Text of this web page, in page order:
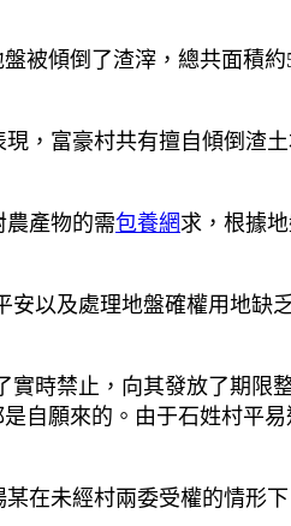
被傾倒了渣滓，總共面積
，富豪村共有擅自傾倒渣
產物的需包養網求，根據
以及處理地盤確權用地缺
時禁止，向其發放了期限
自願來的。由于石姓村平易
在未經村兩委受權的情形